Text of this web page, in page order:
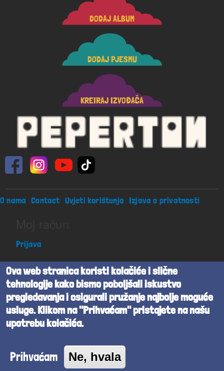
DODAJ ALBUM
DODAJ PJESMU
KREIRAJ IZVOĐAČA
Footer menu
O nama Contact Uvjeti korištenja Izjava o privatnosti
Prijava
Peperton j.d.o.o. sva prava pridržana
Beta verzija
Powered byCognita
Ova web stranica koristi kolačiće i slične
tehnologije kako bismo poboljšali iskustvo
pregledavanja i osigurali pružanje najbolje moguće
usluge. Klikom na "Prihvaćam" pristajete na našu
upotrebu kolačića.
Prihvaćam Ne, hvala